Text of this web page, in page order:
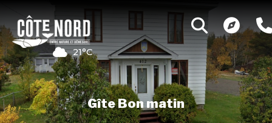
21°C
Gîte Bon matin